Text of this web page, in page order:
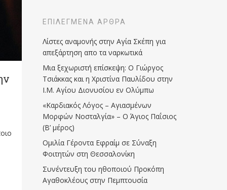
ΕΠΙΛΕΓΜΈΝΑ ΆΡΘΡΑ
Λίστες αναμονής στην Αγία Σκέπη για
απεξάρτηση απο τα ναρκωτικά
Μια ξεχωριστή επίσκεψη: Ο Γιώργος
Τσιάκκας και η Χριστίνα Παυλίδου στην
Ι.Μ. Αγίου Διονυσίου εν Ολύμπω
«Καρδιακός Λόγος – Αγιασμένων
Μορφών Νοσταλγία» – Ο Άγιος Παΐσιος
(Β’ μέρος)
Ομιλία Γέροντα Εφραίμ σε Σύναξη
Φοιτητών στη Θεσσαλονίκη
Συνέντευξη του ηθοποιού Προκόπη
Αγαθοκλέους στην Πεμπτουσία